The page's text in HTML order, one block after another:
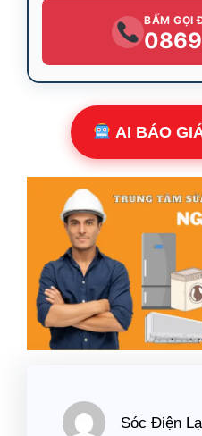
BẤM GỌI
AI BÁO
Sóc Điện